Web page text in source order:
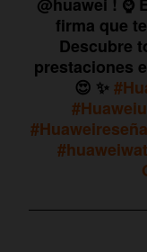
firma que
Descubre
prestaciones
😍 ✨
#Huaweireseña